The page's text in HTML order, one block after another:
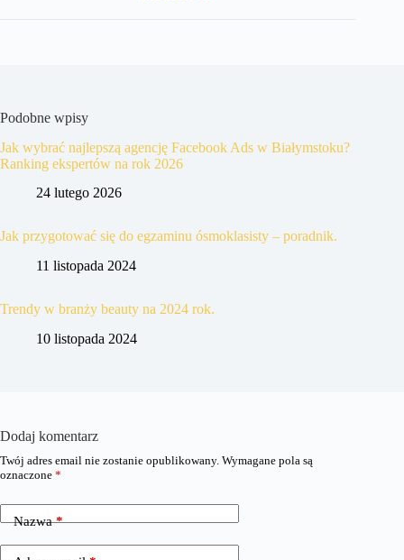
Podobne wpisy
Jak wybrać najlepszą agencję Facebook Ads w Białymstoku?
Ranking ekspertów na rok 2026
24 lutego 2026
Jak przygotować się do egzaminu ósmoklasisty – poradnik.
11 listopada 2024
Trendy w branży beauty na 2024 rok.
10 listopada 2024
Dodaj komentarz
Twój adres email nie zostanie opublikowany. Wymagane pola są
oznaczone *
Nazwa*